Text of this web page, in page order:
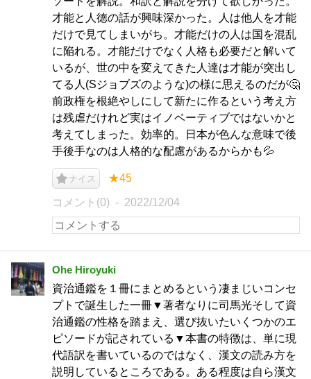
才能と人徳の話が興味深かった。人は他人を才能
だけで見てしまいがち。才能だけの人は国を混乱
に陥れる。才能だけでなく人格も必要だと解いて
いるが、世の中を変えてきた人達は才能が突出し
てる人(Sジョブズのような)の様に思えるのだが🤔
前政権を根絶やしにして新たに作るという考え方
は残虐だけれど実はイノベーティブではないかと
考えてしまった。効率的。日本が色んな意味で後
手後手なのは人格的な配慮があるからかも💦
ナイス ★45
コメント(0) 2022/12/04
Ohe Hiroyuki
資治通鑑を１冊にまとめるという凄まじいコンセ
プトで誕生した一冊▼著者なりに司馬光そして資
治通鑑の性格を踏まえ、選び抜いたいくつかのエ
ピソードが記されている▼本書の特徴は、単に現
代語訳を書いているのではなく、漢文の読み方を
説明しているところである。ある程度は自ら漢文